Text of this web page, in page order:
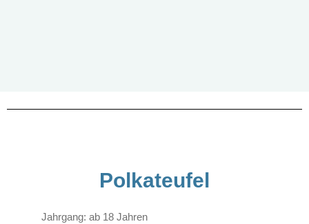
Polkateufel
Jahrgang: ab 18 Jahren